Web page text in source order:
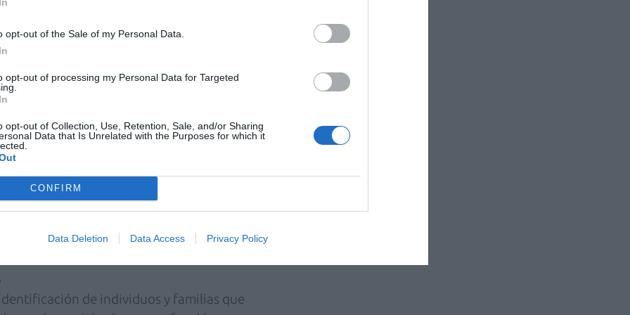
opt-out of the Sale of my Personal Data.
opt-out of processing my Personal Data for Targeted
opt-out of Collection, Use, Retention, Sale, and/or Sharing
Data that Is Unrelated with the Purposes for which it
CONFIRM
Data Deletion Data Access Privacy Policy
lugar a problemas de salud en la edad
cambio, relativamente frecuentes (>1%).
genético relacionado con el cáncer
al riesgo de padecer un
famoso de ellos ha sido sin duda el
asociado al cáncer de mama
variante presentan una
padecer el tipo de cáncer en cuestión. Sin
no es tan sencilla, a pesar de que existen
esto en un negocio, generando con
personas.
de individuos y familias que